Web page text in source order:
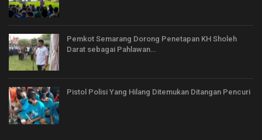
Pemkot Semarang Dorong Penetapan KH Sholeh
Darat sebagai Pahlawan…
Pistol Polisi Yang Hilang Ditemukan Ditangan Pencuri